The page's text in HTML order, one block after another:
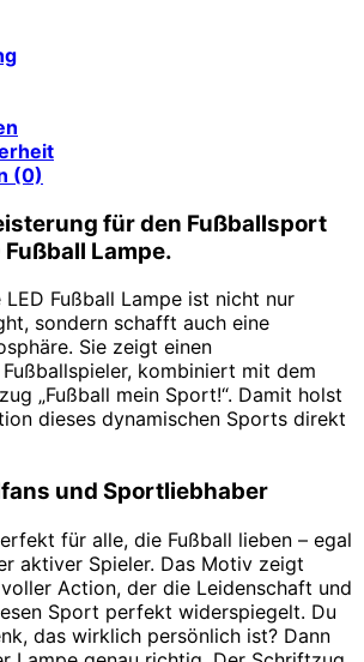
(0)
für den Fußballsport
Lampe.
Fußball Lampe ist nicht nur
sondern schafft auch eine
Sie zeigt einen
kombiniert mit dem
„Fußball mein Sport!“. Damit holst
dieses dynamischen Sports direkt
und Sportliebhaber
für alle, die Fußball lieben – egal
aktiver Spieler. Das Motiv zeigt
Action, der die Leidenschaft und
Sport perfekt widerspiegelt. Du
das wirklich persönlich ist? Dann